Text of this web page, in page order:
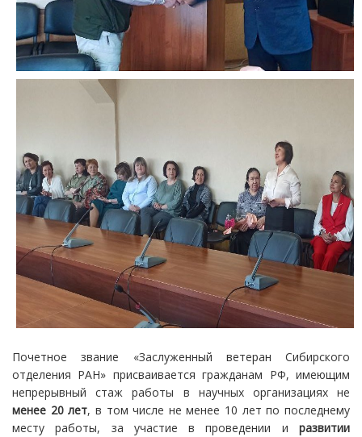
Почетное звание «Заслуженный ветеран Сибирского
отделения РАН» присваивается гражданам РФ, имеющим
непрерывный стаж работы в научных организациях не
менее 20 лет, в том числе не менее 10 лет по последнему
месту работы, за участие в проведении и развитии